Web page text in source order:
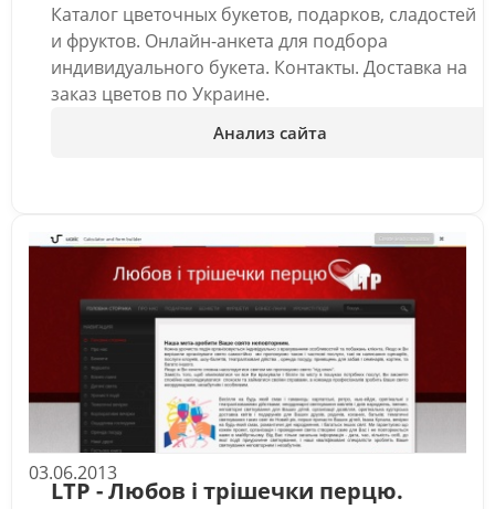
Каталог цветочных букетов, подарков, сладостей
и фруктов. Онлайн-анкета для подбора
индивидуального букета. Контакты. Доставка на
заказ цветов по Украине.
Анализ сайта
03.06.2013
LTP - Любов і трішечки перцю.